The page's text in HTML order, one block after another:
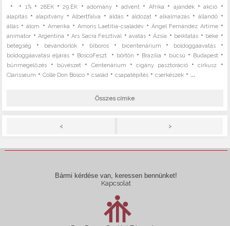
• • 1%• 28EK•29.EK •adomány •advent • Afrika • ajándék•akció •
alapítás • alapítvány•Albertfalva •áldás • áldozat •alkalmazás • állandó•
állás •álom • Amerika • Amoris Laetitia-családév •Ángel Fernández Artime•
animátor •Argentína •Ars Sacra Fesztivál •avatás •Ázsia • beiktatás • béke •
betegség • bevándorlók• bíboros • bicentenárium • boldoggáavatás•
boldoggáavatási eljárás • BoscoFeszt • börtön • Brazília • búcsú • Budapest •
bűnmegelőzés • bűvészet • Centenárium •cigány pasztoráció•cirkusz •
Clarisseum •Colle Don Bosco •család •csapatépítés •cserkészek • ...
Összes címke
< >
Bármi kérdése van, keressen bennünket!
Kapcsolat